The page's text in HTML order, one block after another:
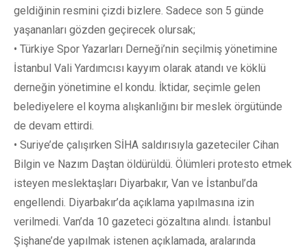
geldiğinin resmini çizdi bizlere. Sadece son 5 günde
yaşananları gözden geçirecek olursak;
• Türkiye Spor Yazarları Derneği’nin seçilmiş yönetimine
İstanbul Vali Yardımcısı kayyım olarak atandı ve köklü
derneğin yönetimine el kondu. İktidar, seçimle gelen
belediyelere el koyma alışkanlığını bir meslek örgütünde
de devam ettirdi.
• Suriye’de çalışırken SİHA saldırısıyla gazeteciler Cihan
Bilgin ve Nazım Daştan öldürüldü. Ölümleri protesto etmek
isteyen meslektaşları Diyarbakır, Van ve İstanbul’da
engellendi. Diyarbakır’da açıklama yapılmasına izin
verilmedi. Van’da 10 gazeteci gözaltına alındı. İstanbul
Şişhane’de yapılmak istenen açıklamada, aralarında